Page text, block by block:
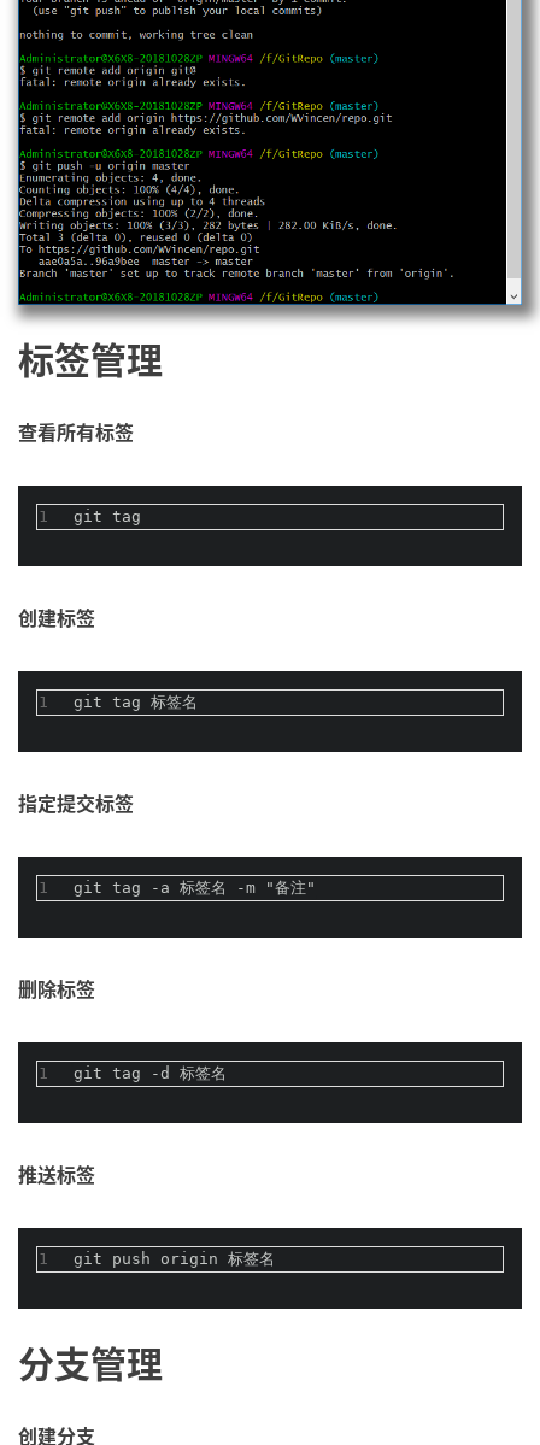
标签管理
查看所有标签
1 git tag
创建标签
1 git tag 标签名
指定提交标签
1 git tag -a 标签名 -m "备注"
删除标签
1 git tag -d 标签名
推送标签
1 git push origin 标签名
分支管理
创建分支